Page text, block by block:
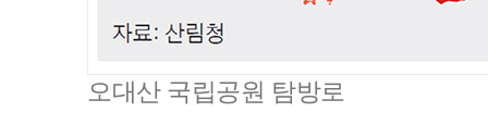
오대산 국립공원 탐방로